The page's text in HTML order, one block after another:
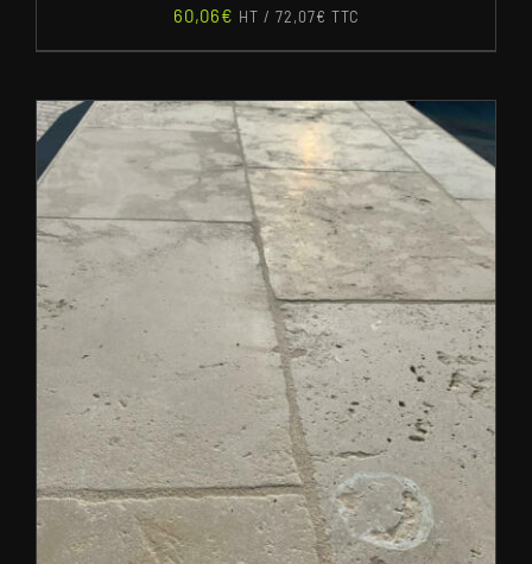
60,06€ HT / 72,07€ TTC